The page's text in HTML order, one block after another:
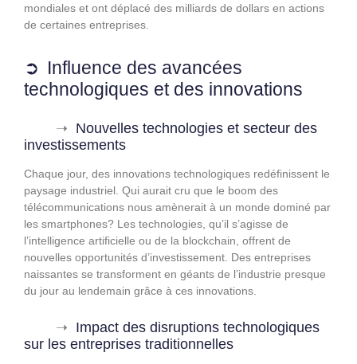
mondiales et ont déplacé des milliards de dollars en actions
de certaines entreprises.
Influence des avancées
technologiques et des innovations
Nouvelles technologies et secteur des
investissements
Chaque jour, des innovations technologiques redéfinissent le
paysage industriel. Qui aurait cru que le boom des
télécommunications nous amènerait à un monde dominé par
les smartphones? Les technologies, qu’il s’agisse de
l’intelligence artificielle ou de la blockchain, offrent de
nouvelles opportunités d’investissement. Des entreprises
naissantes se transforment en géants de l’industrie presque
du jour au lendemain grâce à ces innovations.
Impact des disruptions technologiques
sur les entreprises traditionnelles